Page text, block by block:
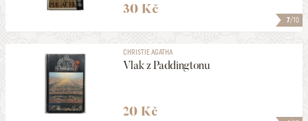
7/10
30 Kč
CHRISTIE AGATHA
Vlak z Paddingtonu
20 Kč